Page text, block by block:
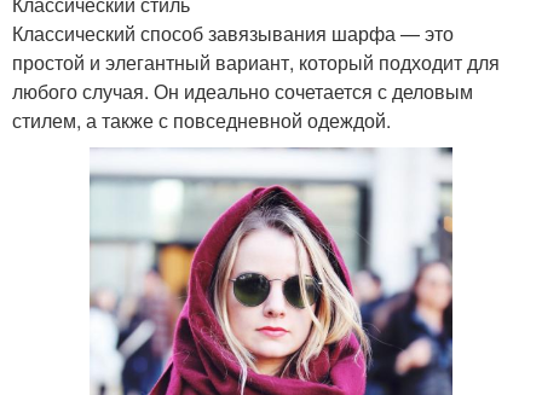
Классический способ завязывания шарфа — это
простой и элегантный вариант, который подходит для
любого случая. Он идеально сочетается с деловым
стилем, а также с повседневной одеждой.